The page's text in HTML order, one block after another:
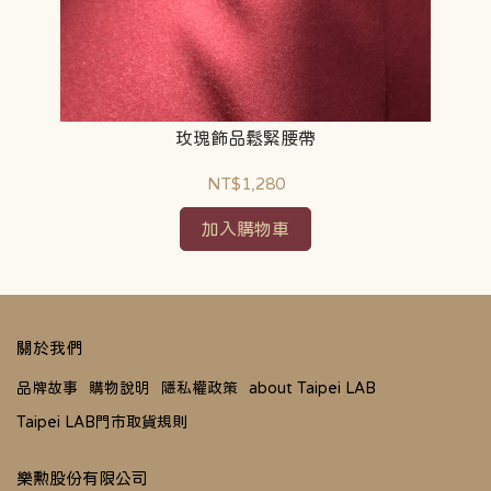
玫瑰飾品鬆緊腰帶
NT$1,280
加入購物車
關於我們
品牌故事 購物說明 隱私權政策
about Taipei LAB
Taipei LAB門市取貨規則
樂勲股份有限公司